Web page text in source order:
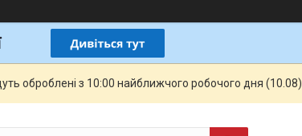
оброблені з 10:00 найближчого робочого дня (10.08).